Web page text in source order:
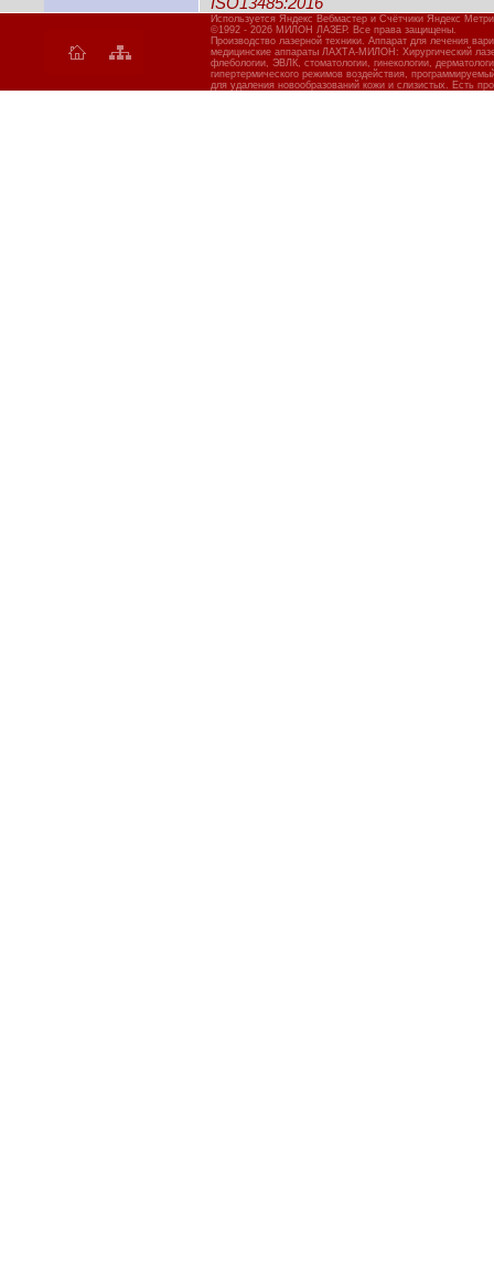
Используется Яндекс Вебмастер и Счётчики Яндекс
©1992 - 2026 МИЛОН ЛАЗЕР. Все права защищены.
Производство лазерной техники. Аппарат для лечения
медицинские аппараты ЛАХТА-МИЛОН: Хирургический
флебологии, ЭВЛК, стоматологии, гинекологии,
гипертермического режимов воздействия,
для удаления новообразований кожи и слизистых. Есть